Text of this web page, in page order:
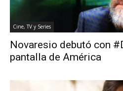
Cine, TV y Series
Novaresio debutó con
pantalla de América